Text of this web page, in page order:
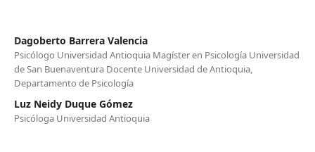
Dagoberto Barrera Valencia
Psicólogo Universidad Antioquia Magíster en Psicología Universidad
de San Buenaventura Docente Universidad de Antioquia,
Departamento de Psicología
Luz Neidy Duque Gómez
Psicóloga Universidad Antioquia